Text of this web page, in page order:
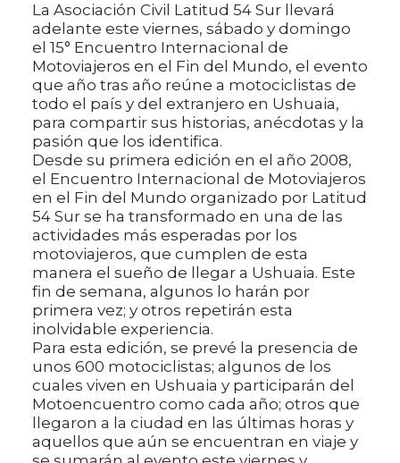
La Asociación Civil Latitud 54 Sur llevará
adelante este viernes, sábado y domingo
el 15° Encuentro Internacional de
Motoviajeros en el Fin del Mundo, el evento
que año tras año reúne a motociclistas de
todo el país y del extranjero en Ushuaia,
para compartir sus historias, anécdotas y la
pasión que los identifica.
Desde su primera edición en el año 2008,
el Encuentro Internacional de Motoviajeros
en el Fin del Mundo organizado por Latitud
54 Sur se ha transformado en una de las
actividades más esperadas por los
motoviajeros, que cumplen de esta
manera el sueño de llegar a Ushuaia. Este
fin de semana, algunos lo harán por
primera vez; y otros repetirán esta
inolvidable experiencia.
Para esta edición, se prevé la presencia de
unos 600 motociclistas; algunos de los
cuales viven en Ushuaia y participarán del
Motoencuentro como cada año; otros que
llegaron a la ciudad en las últimas horas y
aquellos que aún se encuentran en viaje y